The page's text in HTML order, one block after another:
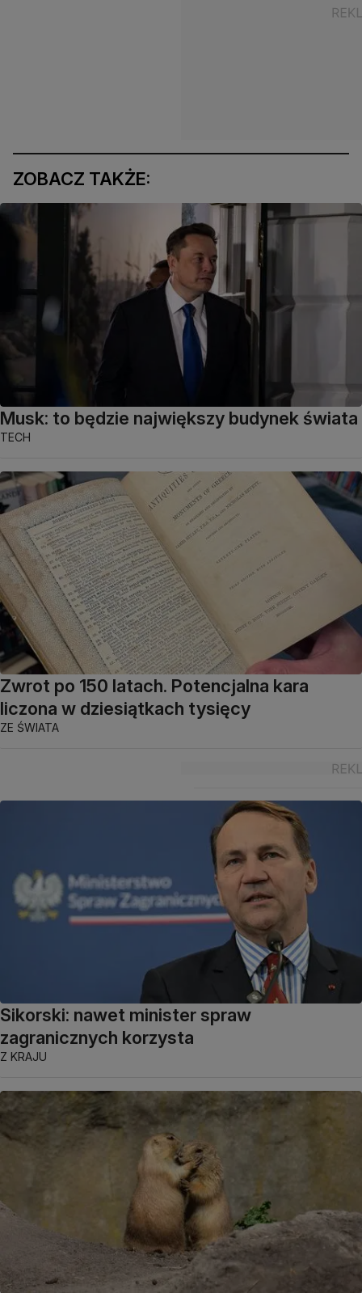
ZOBACZ TAKŻE:
Musk: to będzie największy budynek świata
TECH
Zwrot po 150 latach. Potencjalna kara
liczona w dziesiątkach tysięcy
ZE ŚWIATA
Sikorski: nawet minister spraw
zagranicznych korzysta
Z KRAJU